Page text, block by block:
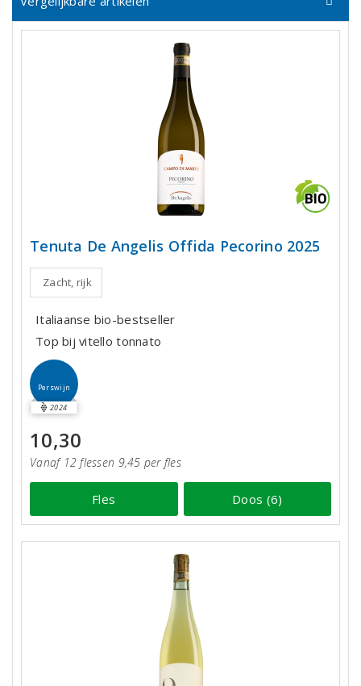
Tenuta De Angelis Offida Pecorino 2025
Zacht, rijk
Italiaanse bio-bestseller
Top bij vitello tonnato
Perswijn
2024
10,30
Vanaf 12 flessen 9,45 per fles
Fles Doos (6)